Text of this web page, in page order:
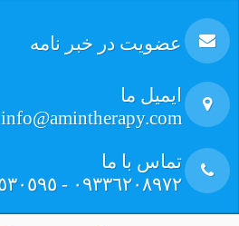
عضویت در خبر نامه
ایمیل ما
info@amintherapy.com
تماس با ما
٠٩٣٣٦٢٠٨٩٧٢ - ٠٣٤٣٢٥٣٠٥٩٥